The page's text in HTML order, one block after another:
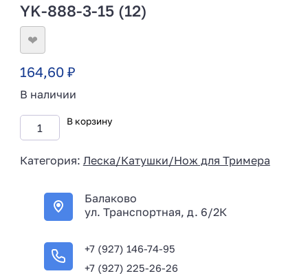
YK-888-3-15 (12)
❤
164,60 ₽
В наличии
В корзину
Категория: Леска/Катушки/Нож для Тримера
Балаково
ул. Транспортная, д. 6/2К
+7 (927) 146-74-95
+7 (927) 225-26-26